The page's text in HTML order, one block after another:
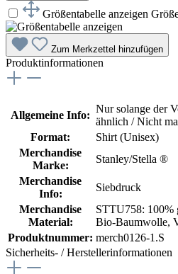
Größentabelle anzeigen
Zum Merkzettel hinzufügen
Produktinformationen
Allgemeine Info:
Nur solange der
ähnlich / Nicht
Format:
Shirt (Unisex)
Merchandise
Marke:
Stanley/Stella ®
Merchandise
Info:
Siebdruck
Merchandise
Material:
STTU758: 100%
Bio-Baumwolle,
Produktnummer: merch0126-1.S
Sicherheits- / Herstellerinformationen